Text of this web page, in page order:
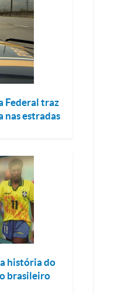
Federal traz
nas estradas
história do
brasileiro